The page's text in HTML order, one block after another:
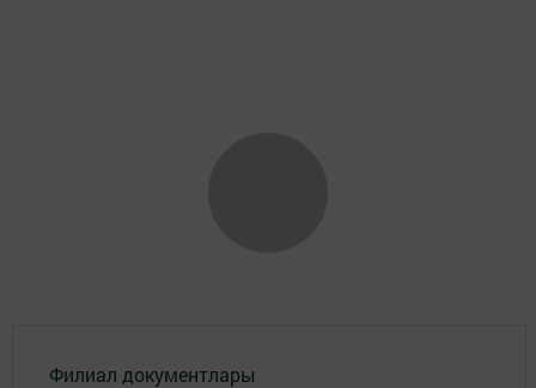
Филиал документлары